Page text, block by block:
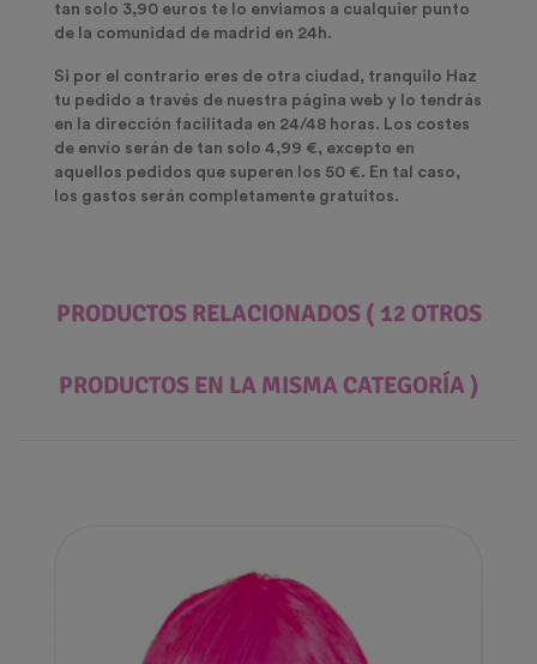
tan solo 3,90 euros te lo enviamos a cualquier punto
de la comunidad de madrid en 24h.
Si por el contrario eres de otra ciudad, tranquilo Haz
tu pedido a través de nuestra página web y lo tendrás
en la dirección facilitada en 24/48 horas. Los costes
de envío serán de tan solo 4,99 €, excepto en
aquellos pedidos que superen los 50 €. En tal caso,
los gastos serán completamente gratuitos.
PRODUCTOS RELACIONADOS ( 12 OTROS
PRODUCTOS EN LA MISMA CATEGORÍA )